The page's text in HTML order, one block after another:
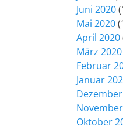
Juni 2020
Mai 2020
April 2020
März 2020
Februar
Januar
Oktober